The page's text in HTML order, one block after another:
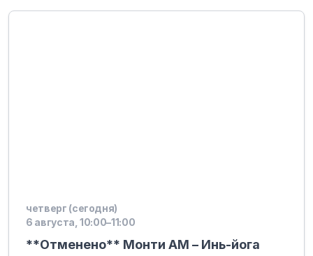
четверг (сегодня)
6 августа, 10:00–11:00
**Отменено** Монти AM – Инь-йога